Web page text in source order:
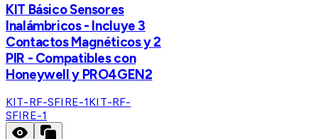
KIT Básico Sensores
Inalámbricos - Incluye 3
Contactos Magnéticos y 2
PIR - Compatibles con
Honeywell y PRO4GEN2
KIT-RF-SFIRE-1KIT-RF-
SFIRE-1